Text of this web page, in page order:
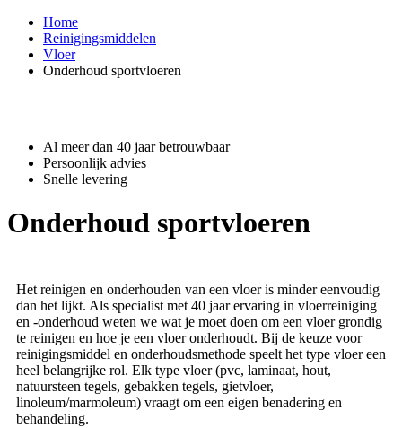
Home
Reinigingsmiddelen
Vloer
Onderhoud sportvloeren
Al meer dan 40 jaar betrouwbaar
Persoonlijk advies
Snelle levering
Onderhoud sportvloeren
Het reinigen en onderhouden van een vloer is minder eenvoudig
dan het lijkt. Als specialist met 40 jaar ervaring in vloerreiniging
en -onderhoud weten we wat je moet doen om een vloer grondig
te reinigen en hoe je een vloer onderhoudt. Bij de keuze voor
reinigingsmiddel en onderhoudsmethode speelt het type vloer een
heel belangrijke rol. Elk type vloer (pvc, laminaat, hout,
natuursteen tegels, gebakken tegels, gietvloer,
linoleum/marmoleum) vraagt om een eigen benadering en
behandeling.